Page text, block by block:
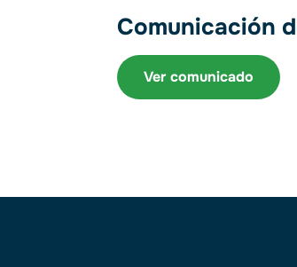
Comunicación
Ver comunicado